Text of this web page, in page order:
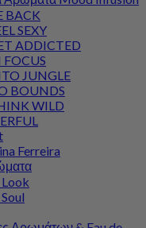
BACK
SEXY
ADDICTED
FOCUS
JUNGLE
BOUNDS
WILD
Ferreira